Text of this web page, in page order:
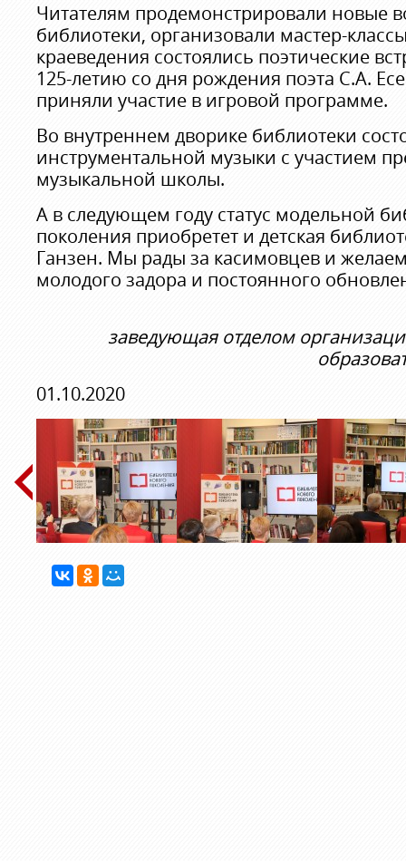
Читателям продемонстрировали новые
библиотеки, организовали мастер-
краеведения состоялись поэтические
125-летию со дня рождения поэта С.А.
приняли участие в игровой программе.
Во внутреннем дворике библиотеки
инструментальной музыки с участием
музыкальной школы.
А в следующем году статус модельной
поколения приобретет и детская
Ганзен. Мы рады за касимовцев и
молодого задора и постоянного
заведующая отделом
01.10.2020